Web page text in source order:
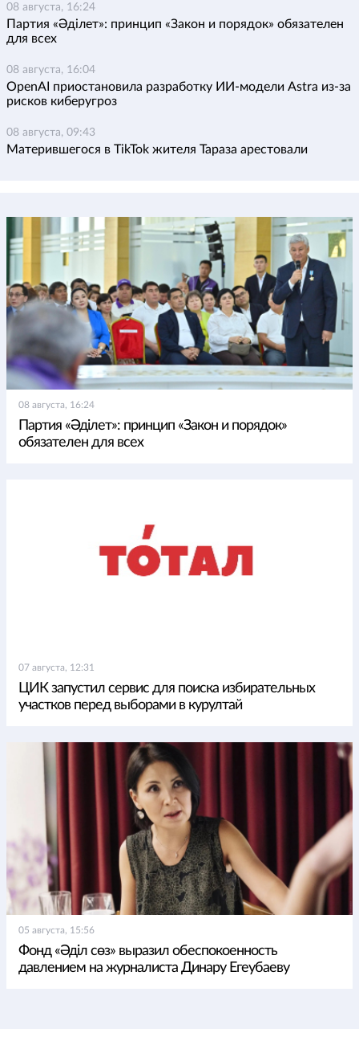
08 августа, 16:24
Партия «Әділет»: принцип «Закон и порядок» обязателен
для всех
08 августа, 16:04
OpenAI приостановила разработку ИИ-модели Astra из-за
рисков киберугроз
08 августа, 09:43
Матерившегося в TikTok жителя Тараза арестовали
08 августа, 16:24
Партия «Әділет»: принцип «Закон и порядок»
обязателен для всех
07 августа, 12:31
ЦИК запустил сервис для поиска избирательных
участков перед выборами в курултай
05 августа, 15:56
Фонд «Әділ сөз» выразил обеспокоенность
давлением на журналиста Динару Егеубаеву